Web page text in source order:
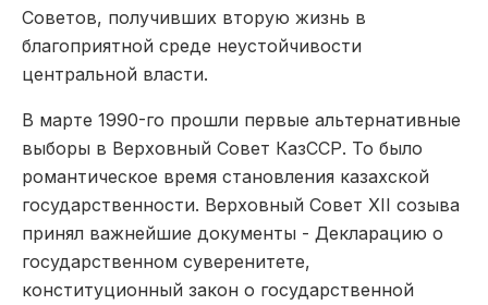
Советов, получивших вторую жизнь в
благоприятной среде неустойчивости
центральной власти.
В марте 1990­-го прошли первые альтернативные
выборы в Верховный Совет КазССР. То было
романтическое время становления казахской
государственности. Верховный Совет XII созыва
принял важнейшие документы ­- Декларацию о
государственном суверенитете,
конституционный закон о государственной